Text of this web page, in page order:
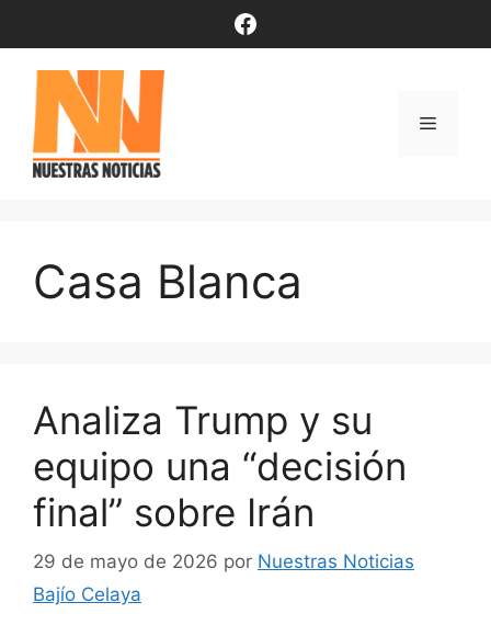
contenido
Facebook
Menú
Casa Blanca
Analiza Trump y su
equipo una “decisión
final” sobre Irán
29 de mayo de 2026 por Nuestras Noticias
Bajío Celaya